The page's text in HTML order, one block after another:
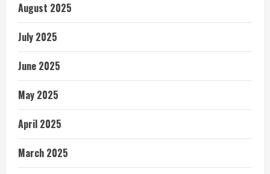
August 2025
July 2025
June 2025
May 2025
April 2025
March 2025